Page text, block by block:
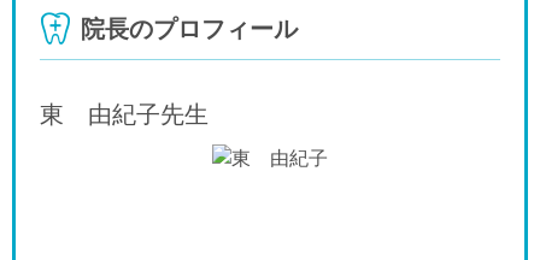
院長のプロフィール
東 由紀子先生